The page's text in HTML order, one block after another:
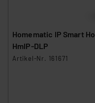
Homematic IP Smart
HmIP‑DLP
Artikel-Nr. 161671